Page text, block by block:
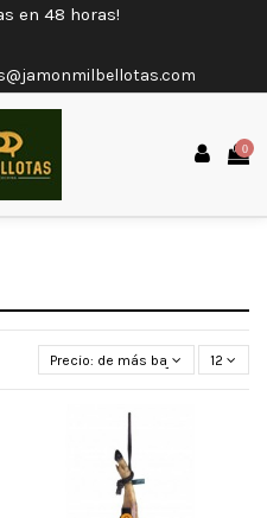
en 48 horas!
0
Precio: de más bajo a más alto
12